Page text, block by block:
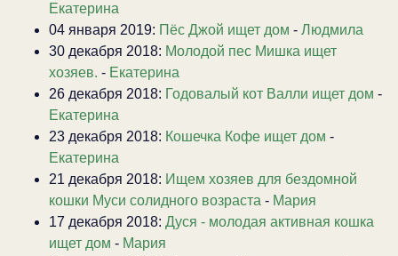
Екатерина
04 января 2019: Пёс Джой ищет дом - Людмила
30 декабря 2018: Молодой пес Мишка ищет
хозяев. - Екатерина
26 декабря 2018: Годовалый кот Валли ищет дом -
Екатерина
23 декабря 2018: Кошечка Кофе ищет дом -
Екатерина
21 декабря 2018: Ищем хозяев для бездомной
кошки Муси солидного возраста - Мария
17 декабря 2018: Дуся - молодая активная кошка
ищет дом - Мария